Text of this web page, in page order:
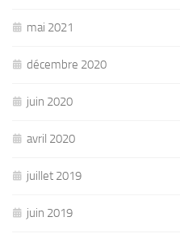
mai 2021
décembre 2020
juin 2020
avril 2020
juillet 2019
juin 2019